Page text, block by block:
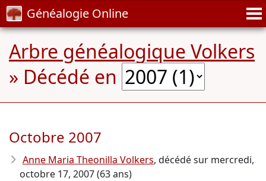
Généalogie Online
Arbre généalogique Volkers
» Décédé en
Octobre 2007
Anne Maria Theonilla Volkers, décédé sur mercredi,
octobre 17, 2007 (63 ans)